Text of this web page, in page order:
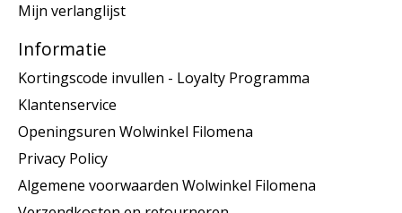
Mijn verlanglijst
Informatie
Kortingscode invullen - Loyalty Programma
Klantenservice
Openingsuren Wolwinkel Filomena
Privacy Policy
Algemene voorwaarden Wolwinkel Filomena